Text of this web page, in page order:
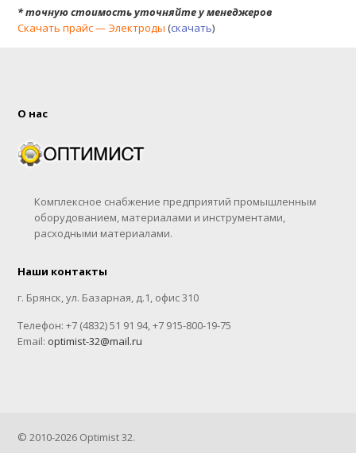
* точную стоимость уточняйте у менеджеров
Скачать прайс — Электроды (скачать)
О нас
Комплексное снабжение предприятий промышленным
оборудованием, материалами и инструментами,
расходными материалами.
Наши контакты
г. Брянск, ул. Базарная, д.1, офис 310
Телефон: +7 (4832) 51 91 94, +7 915-800-19-75
Email: optimist-32@mail.ru
© 2010-2026 Optimist 32.